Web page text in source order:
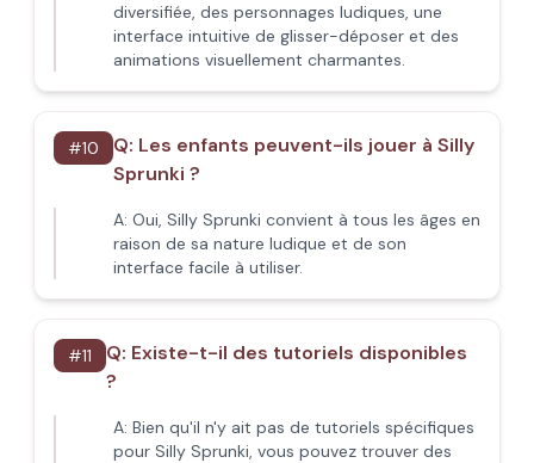
diversifiée, des personnages ludiques, une
interface intuitive de glisser-déposer et des
animations visuellement charmantes.
#10 Q: Les enfants peuvent-ils jouer à Silly
Sprunki ?
A: Oui, Silly Sprunki convient à tous les âges en
raison de sa nature ludique et de son
interface facile à utiliser.
#11 Q: Existe-t-il des tutoriels disponibles
?
A: Bien qu'il n'y ait pas de tutoriels spécifiques
pour Silly Sprunki, vous pouvez trouver des